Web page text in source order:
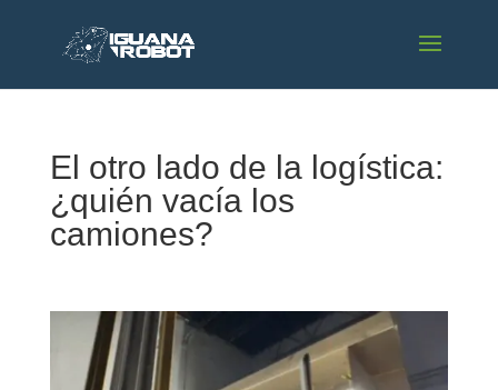
El otro lado de la logística:
¿quién vacía los
camiones?